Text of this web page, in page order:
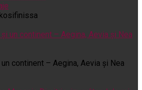
continent – Aegina, Aevia și Nea